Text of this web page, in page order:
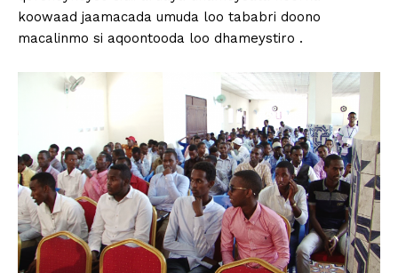
koowaad jaamacada umuda loo tababri doono
macalinmo si aqoontooda loo dhameystiro .